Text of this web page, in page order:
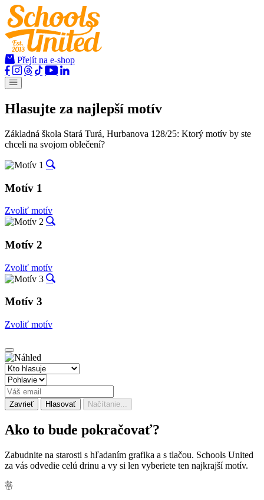
Přejít na e-shop
Hlasujte za najlepší motív
Základná škola Stará Turá, Hurbanova 128/25: Ktorý motív by ste
chceli na svojom oblečení?
Motív 1
Zvoliť motív
Motív 2
Zvoliť motív
Motív 3
Zvoliť motív
Zavrieť Hlasovať Načítanie...
Ako to bude pokračovať?
Zabudnite na starosti s hľadaním grafika a s tlačou. Schools United
za vás odvedie celú drinu a vy si len vyberiete ten najkrajší motív.